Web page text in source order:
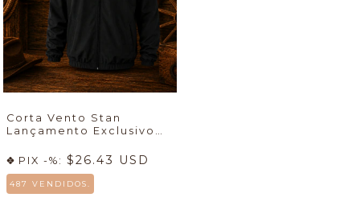
Corta Vento Stan
Lançamento Exclusivo
PIX -%: $26.43 USD
487 VENDIDOS.